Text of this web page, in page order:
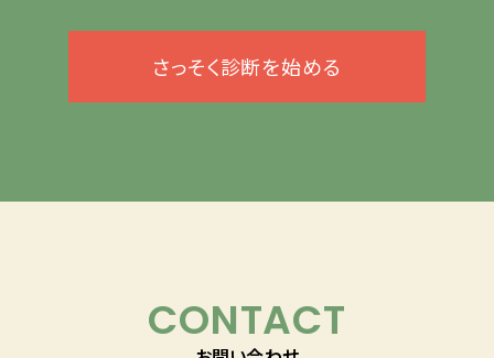
さっそく診断を始める
CONTACT